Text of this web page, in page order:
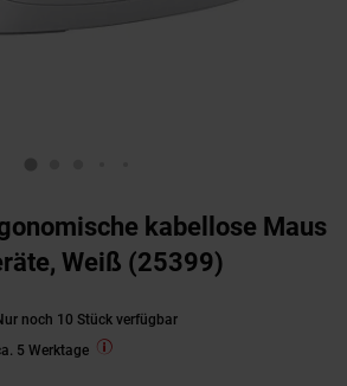
kabellose Maus
Weiß (25399)
noch 10 Stück verfügbar
5 Werktage